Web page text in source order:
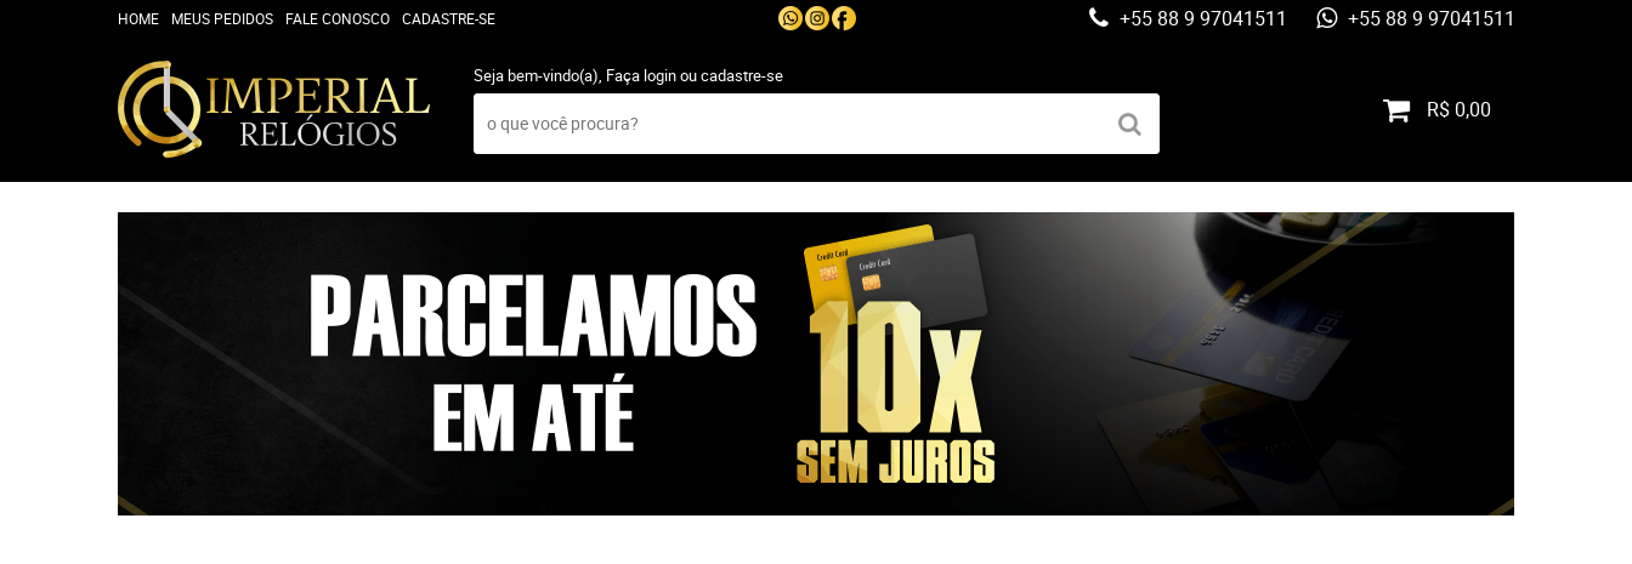
HOME MEUS PEDIDOS FALE CONOSCO CADASTRE-SE +55 88 9 97041511 +55 88 9 97041511
Seja bem-vindo(a), Faça loginoucadastre-se
R$ 0,00